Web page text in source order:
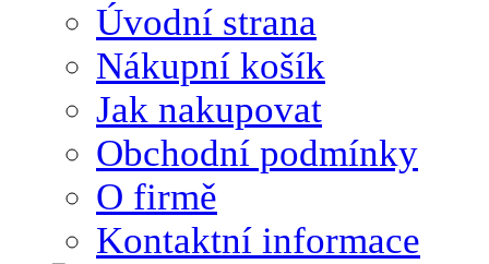
Úvodní strana
Nákupní košík
Jak nakupovat
Obchodní podmínky
O firmě
Kontaktní informace